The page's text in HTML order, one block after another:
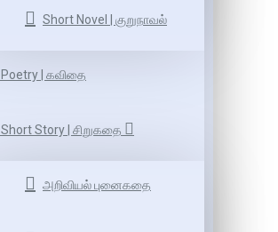
Short Novel | குறுநாவல்
Poetry | கவிதை
Short Story | சிறுகதை
அறிவியல் புனைகதை